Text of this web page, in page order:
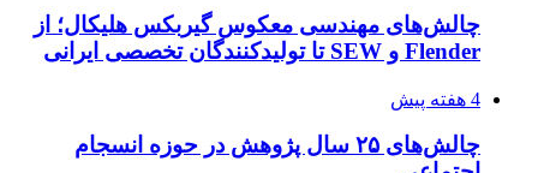
چالش‌های مهندسی معکوس گیربکس هلیکال؛ از
Flender و SEW تا تولیدکنندگان تخصصی ایرانی
4 هفته پیش
چالش‌های ۲۵ سال پژوهش در حوزه انسجام